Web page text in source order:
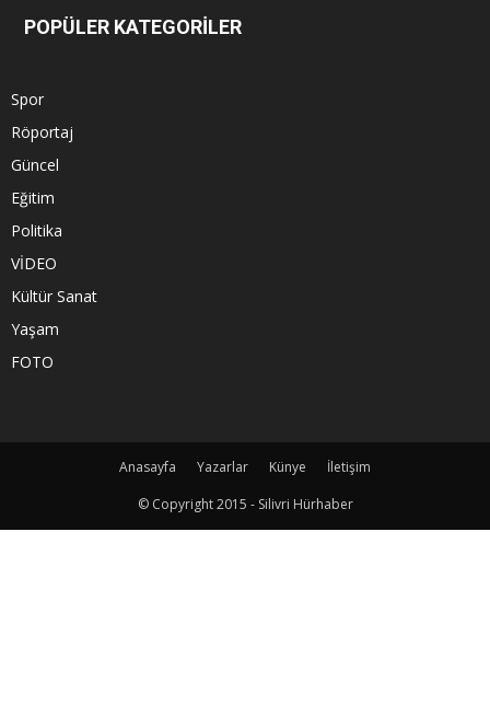
POPÜLER KATEGORİLER
Spor
Röportaj
Güncel
Eğitim
Politika
VİDEO
Kültür Sanat
Yaşam
FOTO
Anasayfa Yazarlar Künye
İletişim
© Copyright 2015 - Silivri Hürhaber